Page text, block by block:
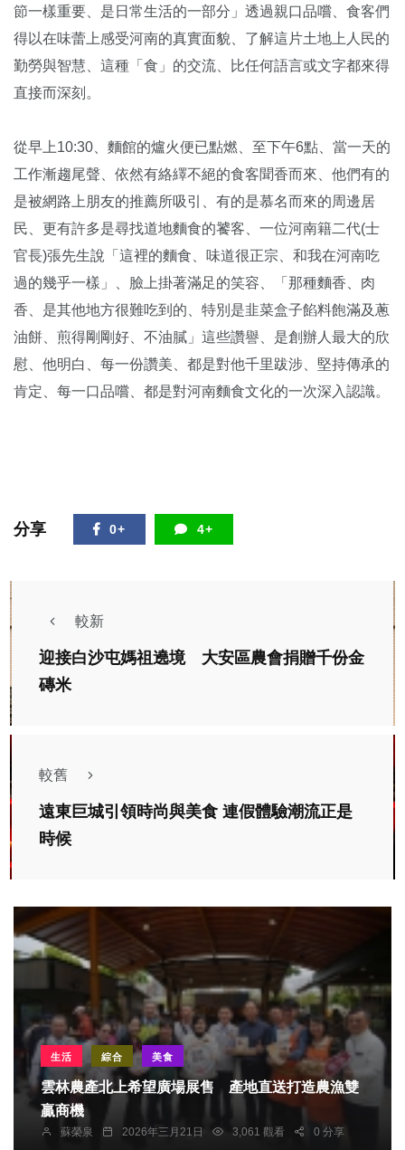
節一樣重要、是日常生活的一部分」透過親口品嚐、食客們
得以在味蕾上感受河南的真實面貌、了解這片土地上人民的
勤勞與智慧、這種「食」的交流、比任何語言或文字都來得
直接而深刻。
從早上10:30、麵館的爐火便已點燃、至下午6點、當一天的
工作漸趨尾聲、依然有絡繹不絕的食客聞香而來、他們有的
是被網路上朋友的推薦所吸引、有的是慕名而來的周邊居
民、更有許多是尋找道地麵食的饕客、一位河南籍二代(士
官長)張先生說「這裡的麵食、味道很正宗、和我在河南吃
過的幾乎一樣」、臉上掛著滿足的笑容、「那種麵香、肉
香、是其他地方很難吃到的、特別是韭菜盒子餡料飽滿及蔥
油餅、煎得剛剛好、不油膩」這些讚譽、是創辦人最大的欣
慰、他明白、每一份讚美、都是對他千里跋涉、堅持傳承的
肯定、每一口品嚐、都是對河南麵食文化的一次深入認識。
分享 0+ 4+
較新
迎接白沙屯媽祖遶境 大安區農會捐贈千份金
磚米
較舊
遠東巨城引領時尚與美食 連假體驗潮流正是
時候
生活 綜合 美食
雲林農產北上希望廣場展售 產地直送打造農漁雙
贏商機
蘇榮泉 2026年三月21日 3,061 觀看 0 分享